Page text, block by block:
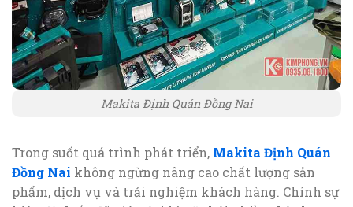
Makita Định Quán Đồng Nai
Trong suốt quá trình phát triển, Makita Định Quán
Đồng Nai không ngừng nâng cao chất lượng sản
phẩm, dịch vụ và trải nghiệm khách hàng. Chính sự